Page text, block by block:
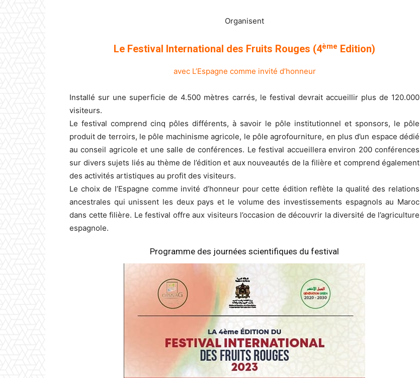
Organisent
Le Festival International des Fruits Rouges (4ème Edition)
avec L’Espagne comme invité d’honneur
Installé sur une superficie de 4.500 mètres carrés, le festival devrait accueillir plus de 120.000
visiteurs.
Le festival comprend cinq pôles différents, à savoir le pôle institutionnel et sponsors, le pôle
produit de terroirs, le pôle machinisme agricole, le pôle agrofourniture, en plus d’un espace dédié
au conseil agricole et une salle de conférences. Le festival accueillera environ 200 conférences
sur divers sujets liés au thème de l’édition et aux nouveautés de la filière et comprend également
des activités artistiques au profit des visiteurs.
Le choix de l’Espagne comme invité d’honneur pour cette édition reflète la qualité des relations
ancestrales qui unissent les deux pays et le volume des investissements espagnols au Maroc
dans cette filière. Le festival offre aux visiteurs l’occasion de découvrir la diversité de l’agriculture
espagnole.
Programme des journées scientifiques du festival